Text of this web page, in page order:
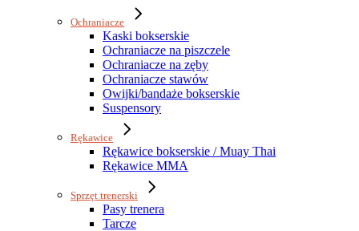
Ochraniacze
Kaski bokserskie
Ochraniacze na piszczele
Ochraniacze na zęby
Ochraniacze stawów
Owijki/bandaże bokserskie
Suspensory
Rękawice
Rękawice bokserskie / Muay Thai
Rękawice MMA
Sprzęt trenerski
Pasy trenera
Tarcze